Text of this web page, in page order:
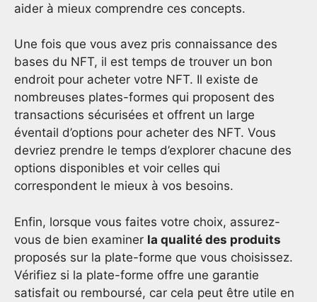
aider à mieux comprendre ces concepts.
Une fois que vous avez pris connaissance des
bases du NFT, il est temps de trouver un bon
endroit pour acheter votre NFT. Il existe de
nombreuses plates-formes qui proposent des
transactions sécurisées et offrent un large
éventail d’options pour acheter des NFT. Vous
devriez prendre le temps d’explorer chacune des
options disponibles et voir celles qui
correspondent le mieux à vos besoins.
Enfin, lorsque vous faites votre choix, assurez-
vous de bien examiner la qualité des produits
proposés sur la plate-forme que vous choisissez.
Vérifiez si la plate-forme offre une garantie
satisfait ou remboursé, car cela peut être utile en